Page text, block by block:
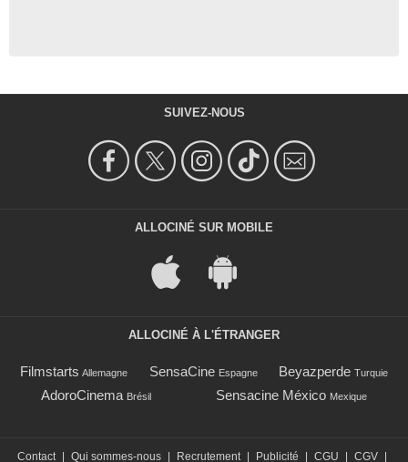
SUIVEZ-NOUS
ALLOCINÉ SUR MOBILE
ALLOCINÉ À L'ÉTRANGER
Filmstarts Allemagne SensaCine Espagne Beyazperde Turquie
AdoroCinema Brésil Sensacine México Mexique
Contact Qui sommes-nous Recrutement Publicité CGU CGV